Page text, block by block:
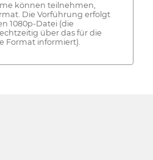
können teilnehmen,
Die Vorführung erfolgt
1080p-Datei (die
über das für die
Format informiert).